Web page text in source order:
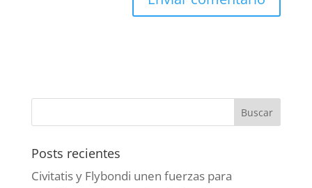
Posts recientes
Civitatis y Flybondi unen fuerzas para